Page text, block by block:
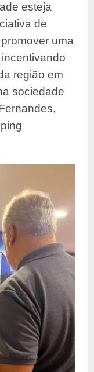
esteja
de
uma
região em
sociedade